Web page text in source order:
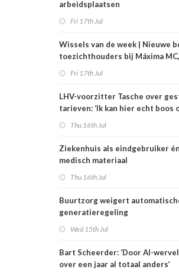
arbeidsplaatsen
Fri 17th Jul
Wissels van de week | Nieuwe
toezichthouders bij Máxima
Fri 17th Jul
LHV-voorzitter Tasche over
tarieven: ‘Ik kan hier echt boos
Thu 16th Jul
Ziekenhuis als eindgebruiker
medisch materiaal
Thu 16th Jul
Buurtzorg weigert
generatieregeling
Wed 15th Jul
Bart Scheerder: ‘Door AI-
over een jaar al totaal anders’